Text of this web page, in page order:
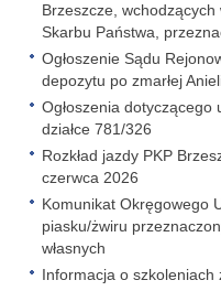
Brzeszcze, wchodzących
Skarbu Państwa,
Ogłoszenie Sądu
depozytu po zmarłej
Ogłoszenia
działce 781/326
Rozkład jazdy PKP
czerwca 2026
Komunikat Okręgowego
piasku/żwiru
własnych
Informacja o